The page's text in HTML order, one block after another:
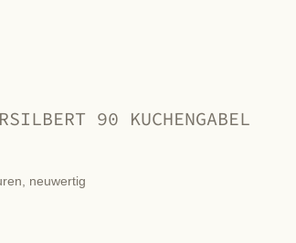
90 KUCHENGABEL
neuwertig